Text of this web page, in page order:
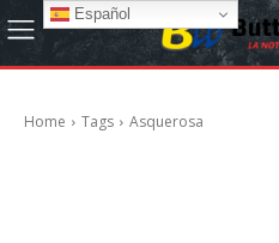
Home Tags Asquerosa
Español